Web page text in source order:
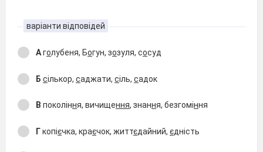
варіанти відповідей
Аголубеня, Богун, зозуля, сосуд
Б сількор, саджати, сіль, садок
В покоління, вичищення, знання, безгоміння
Гкопієчка, краєчок, життєдайний, єдність